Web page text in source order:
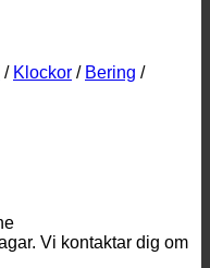
/ Klockor / Bering /
Vi kontaktar dig om